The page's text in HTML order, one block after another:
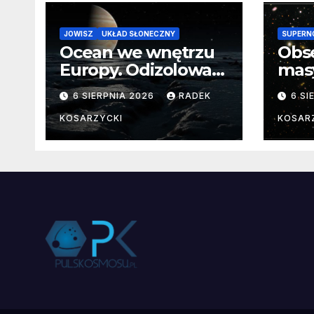
JOWISZ UKŁAD SŁONECZNY
Ocean we wnętrzu
Europy. Odizolowani
przez lodową
barierę
6 SIERPNIA 2026 RADEK
KOSARZYCKI
od
6